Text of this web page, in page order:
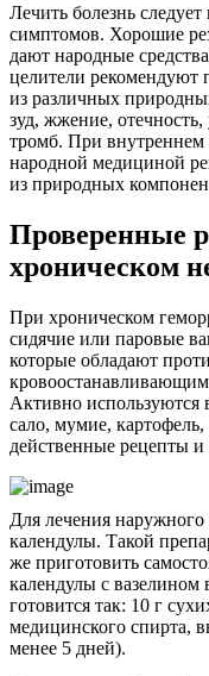
Лечить болезнь
симптомов. Хорошие
дают народные
целители рекомендуют
из различных
зуд, жжение,
тромб. При внутреннем
народной медициной
из природных
Проверенные
хроническом
При хроническом
сидячие или паровые
которые обладают
Активно используются
сало, мумие,
действенные рецепты
Для лечения
календулы. Такой
же приготовить
календулы с
готовится так: 10 г
медицинского спирта,
менее 5 дней).